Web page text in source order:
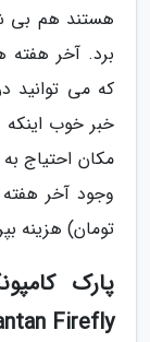
هستند هم بی
برد. آخر هفته
که می توانید
خبر خوب اینکه
مکان احتیاج
تومان) هزینه
Firefly)